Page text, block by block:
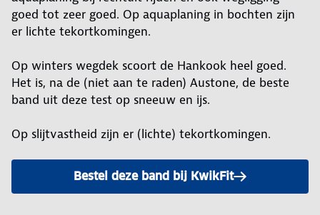
goed tot zeer goed. Op aquaplaning in bochten zijn
er lichte tekortkomingen.
Op winters wegdek scoort de Hankook heel goed.
Het is, na de (niet aan te raden) Austone, de beste
band uit deze test op sneeuw en ijs.
Op slijtvastheid zijn er (lichte) tekortkomingen.
Bestel deze band bij KwikFit